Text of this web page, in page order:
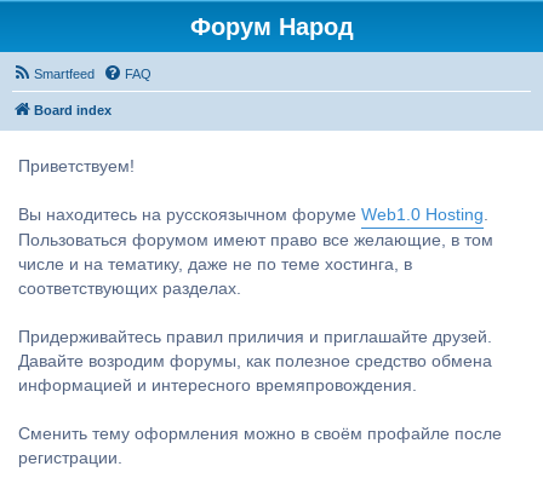
Форум Народ
Smartfeed FAQ
Board index
Приветствуем!
Вы находитесь на русскоязычном форуме Web1.0 Hosting.
Пользоваться форумом имеют право все желающие, в том
числе и на тематику, даже не по теме хостинга, в
соответствующих разделах.
Придерживайтесь правил приличия и приглашайте друзей.
Давайте возродим форумы, как полезное средство обмена
информацией и интересного времяпровождения.
Сменить тему оформления можно в своём профайле после
регистрации.